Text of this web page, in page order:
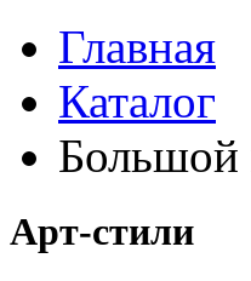
Главная
Каталог
Большой
Арт-стили